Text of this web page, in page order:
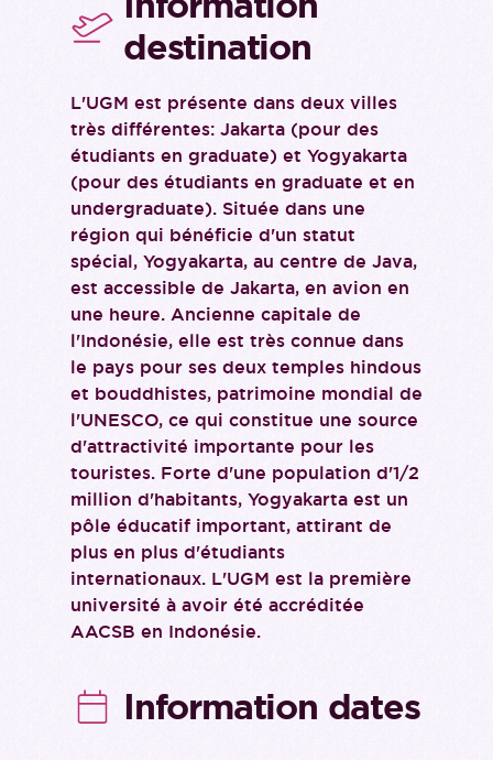
destination
L'UGM est présente dans deux villes
très différentes: Jakarta (pour des
étudiants en graduate) et Yogyakarta
(pour des étudiants en graduate et en
undergraduate). Située dans une
région qui bénéficie d'un statut
spécial, Yogyakarta, au centre de Java,
est accessible de Jakarta, en avion en
une heure. Ancienne capitale de
l'Indonésie, elle est très connue dans
le pays pour ses deux temples hindous
et bouddhistes, patrimoine mondial de
l'UNESCO, ce qui constitue une source
d'attractivité importante pour les
touristes. Forte d'une population d'1/2
million d'habitants, Yogyakarta est un
pôle éducatif important, attirant de
plus en plus d'étudiants
internationaux. L'UGM est la première
université à avoir été accréditée
AACSB en Indonésie.
Information dates